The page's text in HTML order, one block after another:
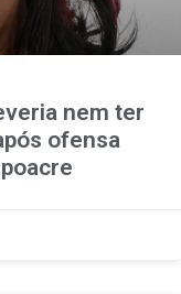
nem ter
ofensa